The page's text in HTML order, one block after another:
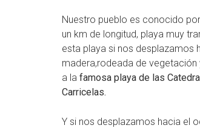
Nuestro pueblo es conocido
un km de longitud, playa muy
esta playa si nos desplazamos
madera,rodeada de vegetación
a la famosa playa de las
Carricelas.
Y si nos desplazamos hacia el